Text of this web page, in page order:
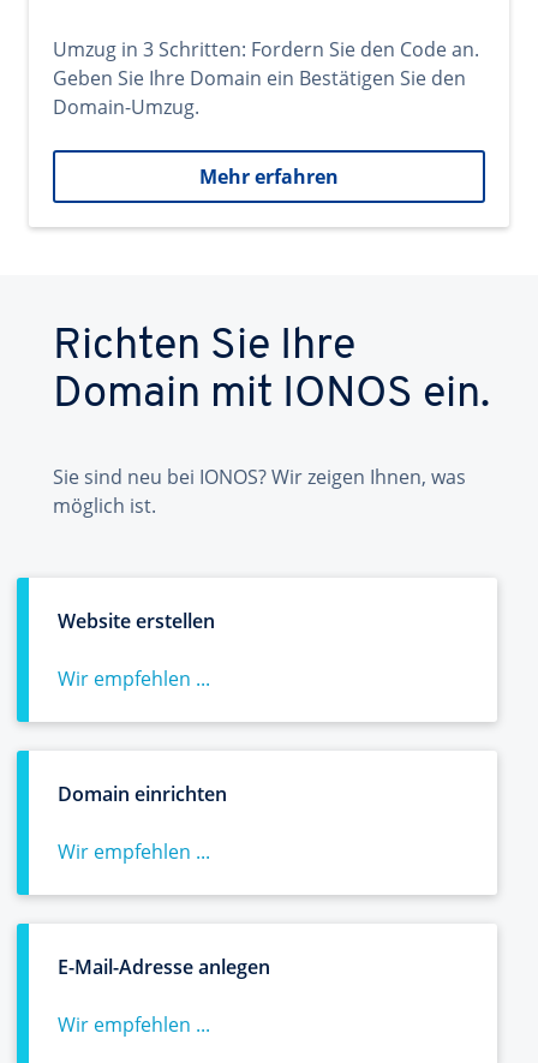
Umzug in 3 Schritten: Fordern Sie den Code an.
Geben Sie Ihre Domain ein Bestätigen Sie den
Domain-Umzug.
Mehr erfahren
Richten Sie Ihre
Domain mit IONOS ein.
Sie sind neu bei IONOS? Wir zeigen Ihnen, was
möglich ist.
Website erstellen
Wir empfehlen ...
Domain einrichten
Wir empfehlen ...
E-Mail-Adresse anlegen
Wir empfehlen ...